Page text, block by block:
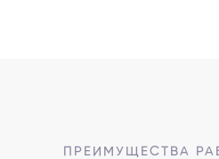
ПРЕИМУЩЕСТВА